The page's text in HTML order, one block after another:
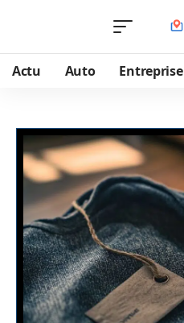
Actu Auto Entreprise